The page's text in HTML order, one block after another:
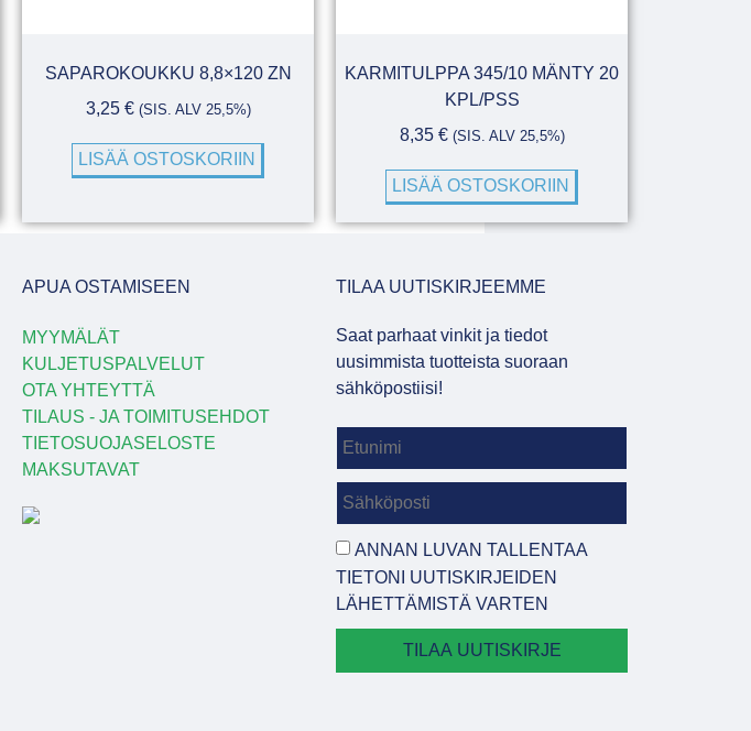
SAPAROKOUKKU 8,8×120 ZN
3,25 € (SIS. ALV 25,5%)
LISÄÄ OSTOSKORIIN
KARMITULPPA 345/10 MÄNTY 20
KPL/PSS
8,35 € (SIS. ALV 25,5%)
LISÄÄ OSTOSKORIIN
APUA OSTAMISEEN
MYYMÄLÄT
KULJETUSPALVELUT
OTA YHTEYTTÄ
TILAUS - JA TOIMITUSEHDOT
TIETOSUOJASELOSTE
MAKSUTAVAT
TILAA UUTISKIRJEEMME
Saat parhaat vinkit ja tiedot
uusimmista tuotteista suoraan
sähköpostiisi!
ANNAN LUVAN TALLENTAA
TIETONI UUTISKIRJEIDEN
LÄHETTÄMISTÄ VARTEN
TILAA UUTISKIRJE